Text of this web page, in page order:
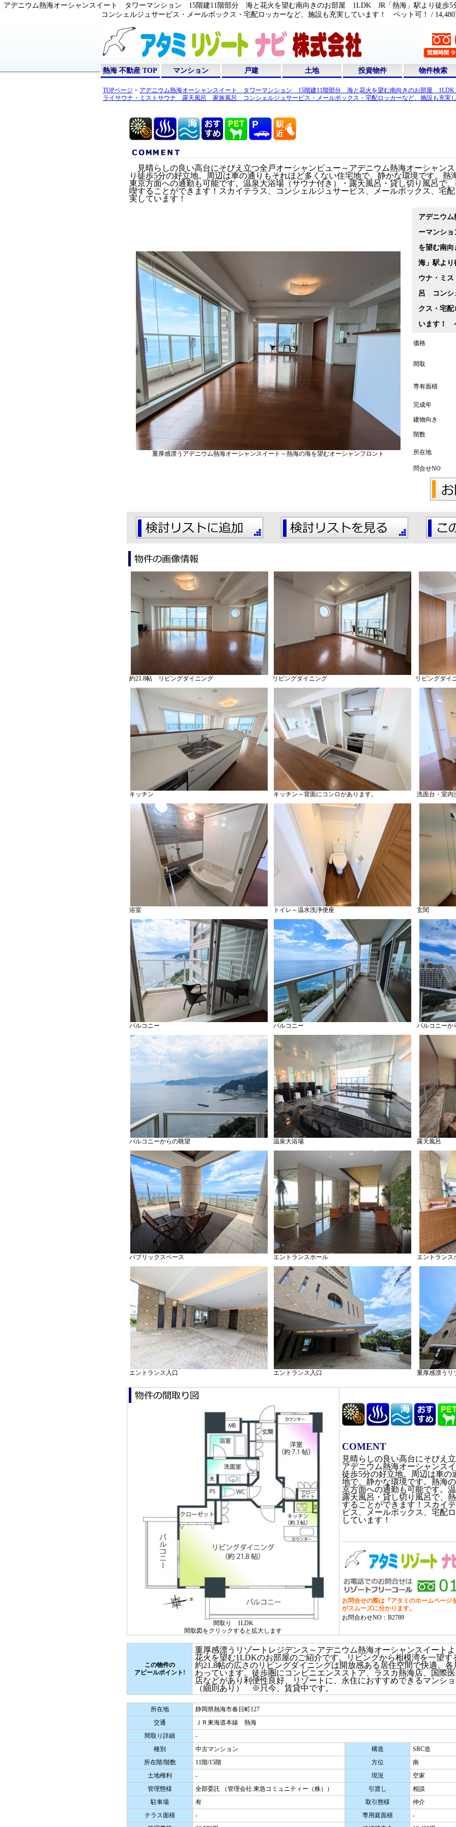
アデニウム熱海オーシャンスイート タワーマンション 15階建11階部分 海と花火を望む南向きのお部屋 1LDK JR「熱海」駅より
コンシェルジュサービス・メールボックス・宅配ロッカーなど、施設も充実しています！ ペット可！ /
熱海 不動産 TOP マンション 戸建 土地 投資物件 物件検索
TOPページ > アデニウム熱海オーシャンスイート タワーマンション 15階建11階部分 海と花火を望む南向きのお部屋
ライサウナ・ミストサウナ 露天風呂 家族風呂 コンシェルジュサービス・メールボックス・宅配ロッカーなど、施設も充実
見晴らしの良い高台にそびえ立つ全戸オーシャンビュー～アデニウム熱海オーシャン
り徒歩5分の好立地。周辺は車の通りもそれほど多くない住宅地で、静かな環境です。熱
東京方面への通勤も可能です。温泉大浴場（サウナ付き）・露天風呂・貸し切り風呂で
喫することができます！スカイテラス、コンシェルジュサービス、メールボックス、宅
実しています！
重厚感漂うアデニウム熱海オーシャンスイート～熱海の海を望むオーシャンフロント
アデニウ
ーマンシ
を望む南
海」駅よ
ウナ・ミ
呂 コンシ
クス・宅
います！
価格
間取
専有面積
完成年
建物向き
階数
所在地
問合せNO
約21.8帖 リビングダイニング リビングダイニング リビングダイ
キッチン キッチン～背面にコンロがあります。 洗面台・室内
浴室 トイレ～温水洗浄便座 玄関
バルコニー バルコニー バルコニーか
バルコニーからの眺望 温泉大浴場 露天風呂
パブリックスペース エントランスホール エントランス
エントランス入口 エントランス入口 重厚感漂うリ
間取り 1LDK
間取図をクリックすると拡大します
COMENT
見晴らしの良い高台にそびえ
アデニウム熱海オーシャンス
徒歩5分の好立地。周辺は車
地で、静かな環境です。熱海
京方面への通勤も可能です。
露天風呂・貸し切り風呂で、
することができます！スカイ
ビス、メールボックス、宅配
しています！
お問合せの際は『アタミのホームページ
がスムーズに分かります。
お問合わせNO：B2789
この物件の
アピールポイント!
重厚感漂うリゾートレジデンス～アデニウム熱海オーシャンスイート
花火を望む1LDKのお部屋のご紹介です。リビングから相模湾を一望
約21.8帖の広さのリビングダイニングは開放感ある居住空間で快適、
わっています。徒歩圏にコンビニエンスストア、ラスカ熱海店、国際
店などがあり利便性良好、リゾートに、永住におすすめできるマンシ
（細則あり） ※只今、賃貸中です。
所在地
静岡県熱海市春日町127
交通
ＪＲ東海道本線 熱海
間取り詳細
-
種別
中古マンション 構造
SRC造
所在階/階数
11階/15階 方位
南
土地権利
- 現況
空家
管理態様
全部委託 （管理会社:東急コミュニティー（株）） 引渡し
相談
駐車場
有 取引態様
仲介
テラス面積
- 専用庭面積
-